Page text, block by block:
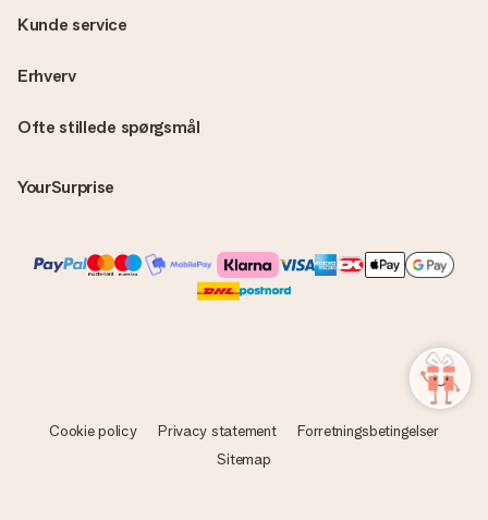
Ofte stillede spørgsmål
YourSurprise
Kunde service
Erhverv
Cookie policy Privacy statement
Forretningsbetingelser
Sitemap